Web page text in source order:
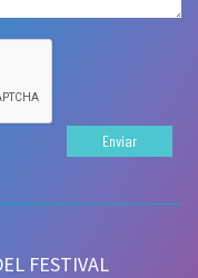
FESTIVAL
Enviar